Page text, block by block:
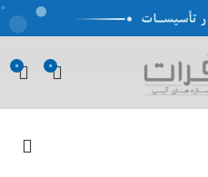
0
0